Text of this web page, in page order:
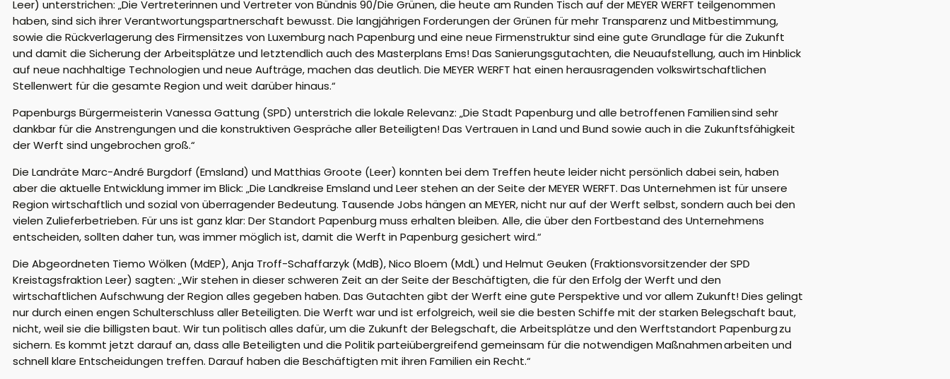
Leer) unterstrichen: „Die Vertreterinnen und Vertreter von Bündnis 90/Die Grünen, die heute am Runden Tisch auf der MEYER WERFT teilgenommen
haben, sind sich ihrer Verantwortungspartnerschaft bewusst. Die langjährigen Forderungen der Grünen für mehr Transparenz und Mitbestimmung,
sowie die Rückverlagerung des Firmensitzes von Luxemburg nach Papenburg und eine neue Firmenstruktur sind eine gute Grundlage für die Zukunft
und damit die Sicherung der Arbeitsplätze und letztendlich auch des Masterplans Ems! Das Sanierungsgutachten, die Neuaufstellung, auch im Hinblick
auf neue nachhaltige Technologien und neue Aufträge, machen das deutlich. Die MEYER WERFT hat einen herausragenden volkswirtschaftlichen
Stellenwert für die gesamte Region und weit darüber hinaus.“
Papenburgs Bürgermeisterin Vanessa Gattung (SPD) unterstrich die lokale Relevanz: „Die Stadt Papenburg und alle betroffenen Familien sind sehr
dankbar für die Anstrengungen und die konstruktiven Gespräche aller Beteiligten! Das Vertrauen in Land und Bund sowie auch in die Zukunftsfähigkeit
der Werft sind ungebrochen groß.“
Die Landräte Marc-André Burgdorf (Emsland) und Matthias Groote (Leer) konnten bei dem Treffen heute leider nicht persönlich dabei sein, haben
aber die aktuelle Entwicklung immer im Blick: „Die Landkreise Emsland und Leer stehen an der Seite der MEYER WERFT. Das Unternehmen ist für unsere
Region wirtschaftlich und sozial von überragender Bedeutung. Tausende Jobs hängen an MEYER, nicht nur auf der Werft selbst, sondern auch bei den
vielen Zulieferbetrieben. Für uns ist ganz klar: Der Standort Papenburg muss erhalten bleiben. Alle, die über den Fortbestand des Unternehmens
entscheiden, sollten daher tun, was immer möglich ist, damit die Werft in Papenburg gesichert wird.“
Die Abgeordneten Tiemo Wölken (MdEP), Anja Troff-Schaffarzyk (MdB), Nico Bloem (MdL) und Helmut Geuken (Fraktionsvorsitzender der SPD
Kreistagsfraktion Leer) sagten: „Wir stehen in dieser schweren Zeit an der Seite der Beschäftigten, die für den Erfolg der Werft und den
wirtschaftlichen Aufschwung der Region alles gegeben haben. Das Gutachten gibt der Werft eine gute Perspektive und vor allem Zukunft! Dies gelingt
nur durch einen engen Schulterschluss aller Beteiligten. Die Werft war und ist erfolgreich, weil sie die besten Schiffe mit der starken Belegschaft baut,
nicht, weil sie die billigsten baut. Wir tun politisch alles dafür, um die Zukunft der Belegschaft, die Arbeitsplätze und den Werftstandort Papenburg zu
sichern. Es kommt jetzt darauf an, dass alle Beteiligten und die Politik parteiübergreifend gemeinsam für die notwendigen Maßnahmen arbeiten und
schnell klare Entscheidungen treffen. Darauf haben die Beschäftigten mit ihren Familien ein Recht.“